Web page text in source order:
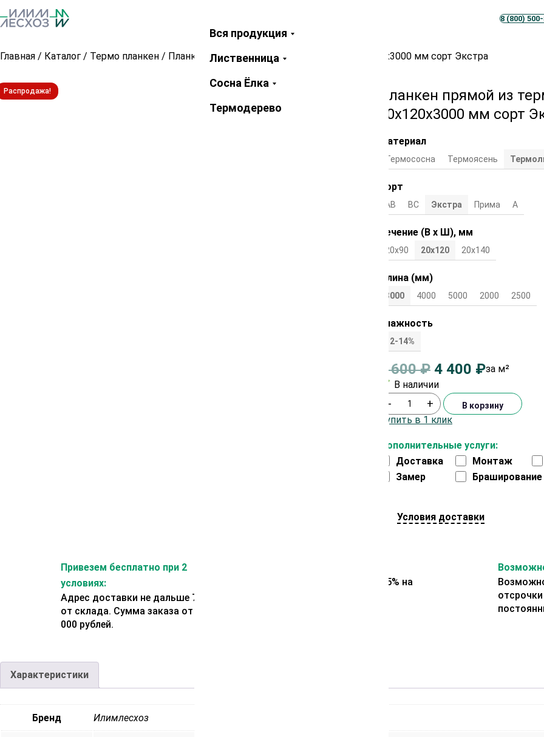
Телеграм
MAX8 (800)
Закрыть
Вся продукция
Лиственница
Сосна Ёлка
Термодерево
Главная / Каталог / Термо планкен / Планкен прямой из термолиственницы 20х120х3000 мм сорт Экстра
Распродажа!
Планкен прямой из
20х120х3000 мм сорт
Материал
Термососна Термоясень
Сорт
АВ ВС Экстра Прима А
Сечение (В х Ш), мм
20х90 20х120 20х140
Длина (мм)
3000 4000 5000 2000 2500
Влажность
12-14%
4 600₽ 4 400 ₽за м²
В наличии
Дополнительные услуги:
Доставка
Монтаж
Замер
Браширование
- + В корзину
Купить в 1 клик
Условия доставки
Привезем бесплатно при 2
условиях:
Адрес доставки не дальше 70 км
от склада. Сумма заказа от 200
000 рублей.
Представляем скидку 5% на
Характеристики
Бренд Илимлесхоз